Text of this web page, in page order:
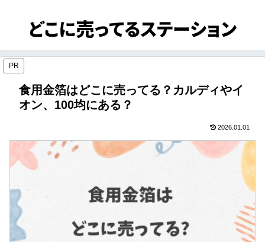
PR
食用金箔はどこに売ってる？カルディやイ
オン、100均にある？
2026.01.01